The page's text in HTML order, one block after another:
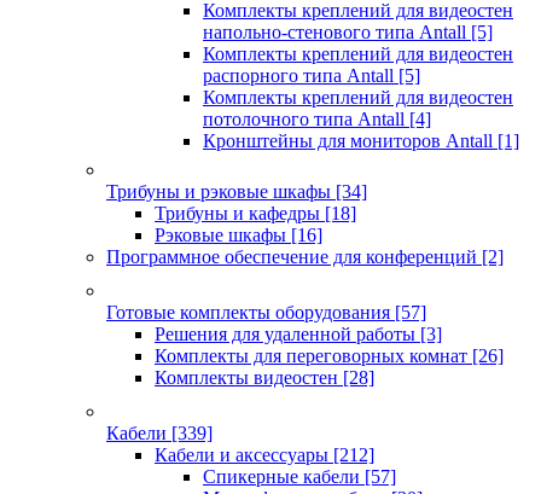
Комплекты креплений для видеостен
напольно-стенового типа Antall [5]
Комплекты креплений для видеостен
распорного типа Antall [5]
Комплекты креплений для видеостен
потолочного типа Antall [4]
Кронштейны для мониторов Antall [1]
Трибуны и рэковые шкафы [34]
Трибуны и кафедры [18]
Рэковые шкафы [16]
Программное обеспечение для конференций [2]
Готовые комплекты оборудования [57]
Решения для удаленной работы [3]
Комплекты для переговорных комнат [26]
Комплекты видеостен [28]
Кабели [339]
Кабели и аксессуары [212]
Спикерные кабели [57]